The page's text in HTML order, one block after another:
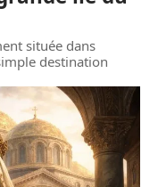
située dans
destination